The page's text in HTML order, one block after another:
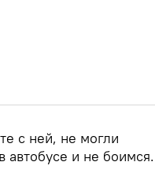
с ней, не могли
и не боимся.